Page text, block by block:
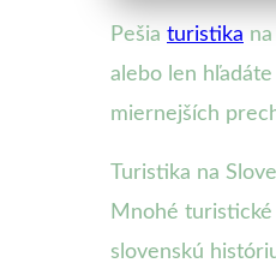
Pešia turistika na
alebo len
miernejších
Turistika na
Mnohé
slovenskú